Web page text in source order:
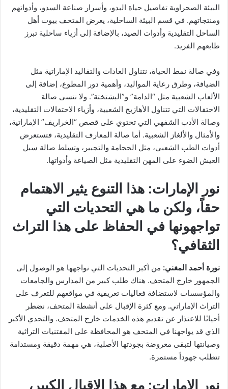
البيئة الصحراوية تفاصيل حياة البدو، وأسرار صناعة السدو، وأدواتهم
ومنتجاتهم. في قسم البيئة الساحلية، يعرض المتحف بيوت أهل
الساحل التقليدية وأدوات الصيد، بالإضافة إلى أزياء ساحلية تبرز
طابعهم الفريد.
وفي صالة نمط الحياة، نتناول العادات والتقاليد الإماراتية مثل
الضيافة، وطرق رعاية المواليد، وأهمية دور المطوع، إضافة إلى
الألعاب الشعبية مثل “الدامة” و”البشتختة”. ولا ننسى صالة
الاحتفالات التي تتناول الأهازيج الشعبية، وأزياء الاحتفالات التقليدية،
وصالة الأدب الشفهي التي تحتوي على قصص “الخراريف” الإماراتية،
والأمثال والألغاز الشعبية. أما صالة المعارف التقليدية، فتستعرض
أدوات الطب الشعبي، مثل الحجامة والتجبير، وتسلط صالة سبل
العيش الضوء على المهن التقليدية مثل الصياغة وأدواتها.
نور الإمارات: هذا التنوع يثير الاهتمام
حقاً، ولكن ما هي التحديات التي
تواجهونها في الحفاظ على هذا التراث
الثقافي؟
نورة أحمد المغني: من أكبر التحديات التي نواجهها هو الوصول إلى
الجمهور خارج المتحف. هناك طلب كبير من المدارس والجامعات
والمؤسسات لاستضافة فعاليات تعريفية في مواقعهم للتعرف على
التراث الإماراتي. ومع كثرة الإقبال على أنشطة المتحف، نضطر
أحيانًا للاعتذار عن تقديم هذه الخدمات خارج المتحف. والتحدي الأكبر
الذي قد يواجهنا في المتحف هو المحافظة على المقتنيات التراثية
وصيانتها لتبقى معروضة بجودتها الأصلية، هي مهمة دقيقة ومستدامة
تتطلب جهوداً مستمرة.
نور الإمارات: مع هذا الإقبال الكبير،